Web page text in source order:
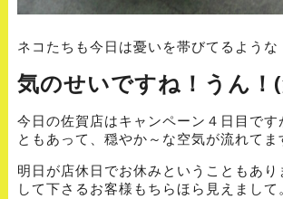
ネコたちも今日は憂いを帯びてるような
気のせいですね！うん！
今日の佐賀店はキャンペーン４日目です
ともあって、穏やか～な空気が流れてま
明日が店休日でお休みということもあり
して下さるお客様もちらほら見えまして